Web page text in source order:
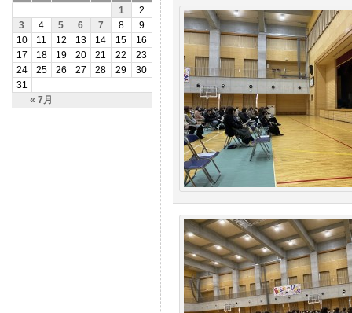
« 7月
1
2
3
4 5 6 7 8
9
10
11 12 13 14 15
16
17
18 19 20 21 22
23
24
25 26 27 28 29
30
31